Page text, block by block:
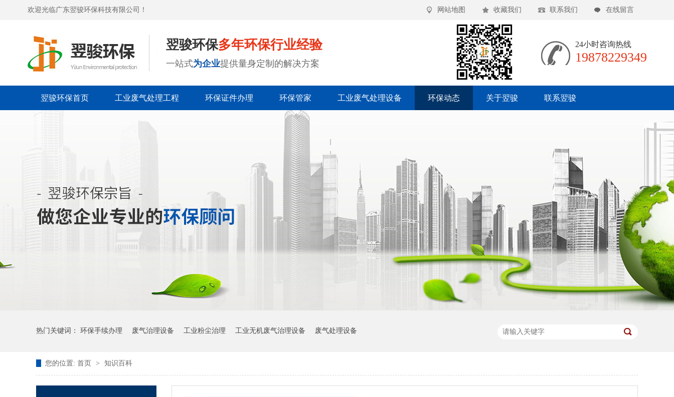
网站地图 收藏我们 联系我们 在线留言
欢迎光临广东翌骏环保科技有限公司！
翌骏环保多年环保行业经验
一站式为企业提供量身定制的解决方案
24小时咨询热线
19878229349
翌骏环保首页 工业废气处理工程 环保证件办理 环保管家 工业废气处理设备 环保动态 关于翌骏 联系翌骏
热门关键词： 环保手续办理 废气治理设备 工业粉尘治理 工业无机废气治理设备 废气处理设备
您的位置: 首页 > 知识百科